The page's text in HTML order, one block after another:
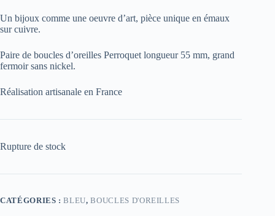
Un bijoux comme une oeuvre d’art, pièce unique en émaux
sur cuivre.
Paire de boucles d’oreilles Perroquet longueur 55 mm, grand
fermoir sans nickel.
Réalisation artisanale en France
Rupture de stock
CATÉGORIES :BLEU,BOUCLES D'OREILLES